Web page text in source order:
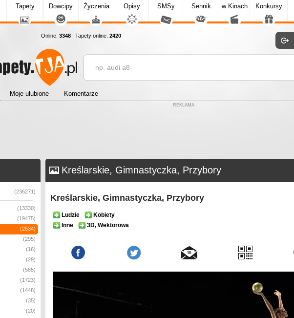
Tapety Dowcipy Życzenia Opisy SMSy Sennik w Kinach Konkursy
Online: 3348 Tapety online: 2420
Moje ulubione Komentarze
REKLAMA
(236271)
(13330)
(19475)
(2534)
(295)
(16)
(29)
(585)
(1723)
(1448)
(35)
(20)
Kreślarskie, Gimnastyczka, Przybory
Kreślarskie, Gimnastyczka, Przybory
Ludzie
Kobiety
Inne
3D, Wektorowa